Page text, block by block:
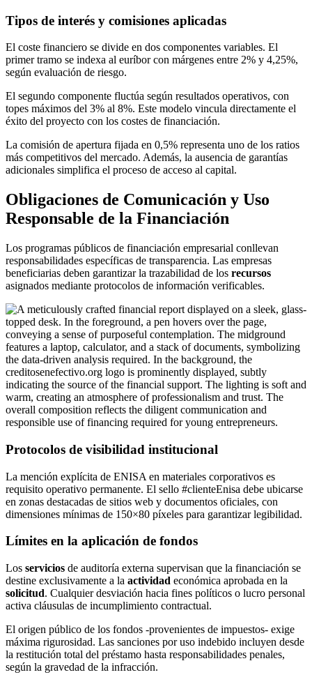
Tipos de interés y comisiones aplicadas
El coste financiero se divide en dos componentes variables. El
primer tramo se indexa al euríbor con márgenes entre 2% y 4,25%,
según evaluación de riesgo.
El segundo componente fluctúa según resultados operativos, con
topes máximos del 3% al 8%. Este modelo vincula directamente el
éxito del proyecto con los costes de financiación.
La comisión de apertura fijada en 0,5% representa uno de los ratios
más competitivos del mercado. Además, la ausencia de garantías
adicionales simplifica el proceso de acceso al capital.
Obligaciones de Comunicación y Uso
Responsable de la Financiación
Los programas públicos de financiación empresarial conllevan
responsabilidades específicas de transparencia. Las empresas
beneficiarias deben garantizar la trazabilidad de los recursos
asignados mediante protocolos de información verificables.
Protocolos de visibilidad institucional
La mención explícita de ENISA en materiales corporativos es
requisito operativo permanente. El sello #clienteEnisa debe ubicarse
en zonas destacadas de sitios web y documentos oficiales, con
dimensiones mínimas de 150×80 píxeles para garantizar legibilidad.
Límites en la aplicación de fondos
Los servicios de auditoría externa supervisan que la financiación se
destine exclusivamente a la actividad económica aprobada en la
solicitud. Cualquier desviación hacia fines políticos o lucro personal
activa cláusulas de incumplimiento contractual.
El origen público de los fondos -provenientes de impuestos- exige
máxima rigurosidad. Las sanciones por uso indebido incluyen desde
la restitución total del préstamo hasta responsabilidades penales,
según la gravedad de la infracción.